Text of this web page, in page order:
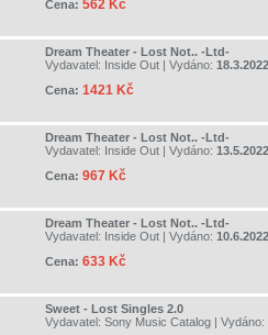
Cena: 562 Kč
Dream Theater - Lost Not.. -Ltd-
Vydavatel: Inside Out | Vydáno: 18.3.2022
Cena: 1421 Kč
Dream Theater - Lost Not.. -Ltd-
Vydavatel: Inside Out | Vydáno: 13.5.2022
Cena: 967 Kč
Dream Theater - Lost Not.. -Ltd-
Vydavatel: Inside Out | Vydáno: 10.6.2022
Cena: 633 Kč
Sweet - Lost Singles 2.0
Vydavatel: Sony Music Catalog | Vydáno: